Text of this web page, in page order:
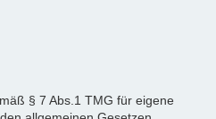
§ 7 Abs.1 TMG für eigene